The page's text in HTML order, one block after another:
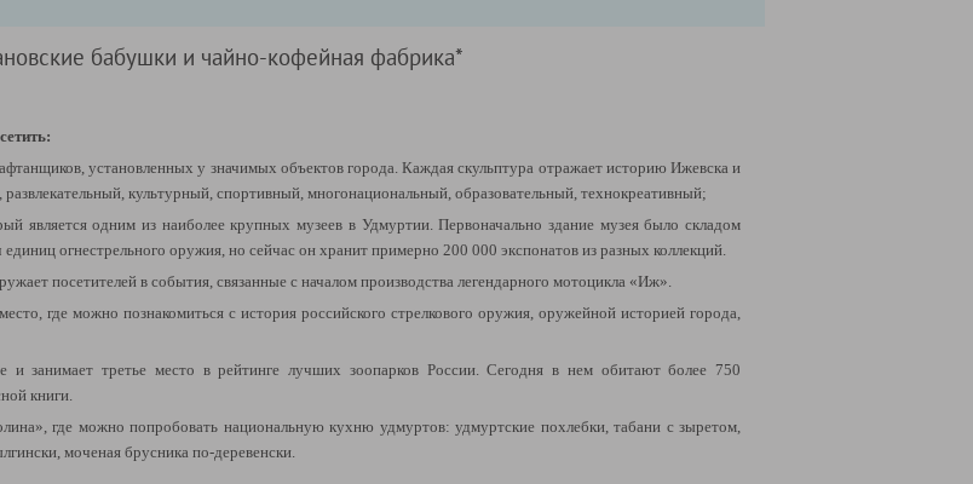
бабушки и чайно-кофейная фабрика*
установленных у значимых объектов города. Каждая скульптура отражает историю Ижевска и
культурный, спортивный, многонациональный, образовательный, технокреативный;
является одним из наиболее крупных музеев в Удмуртии. Первоначально здание музея было складом
огнестрельного оружия, но сейчас он хранит примерно 200 000 экспонатов из разных коллекций.
посетителей в события, связанные с началом производства легендарного мотоцикла «Иж».
где можно познакомиться с история российского стрелкового оружия, оружейной историей города,
и занимает третье место в рейтинге лучших зоопарков России. Сегодня в нем обитают более 750
книги.
, где можно попробовать национальную кухню удмуртов: удмуртские похлебки, табани с зыретом,
моченая брусника по-деревенски.